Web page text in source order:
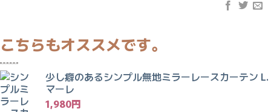
少し癖のあるシンプル無地ミラーレースカーテン L.
マーレ
1,980円